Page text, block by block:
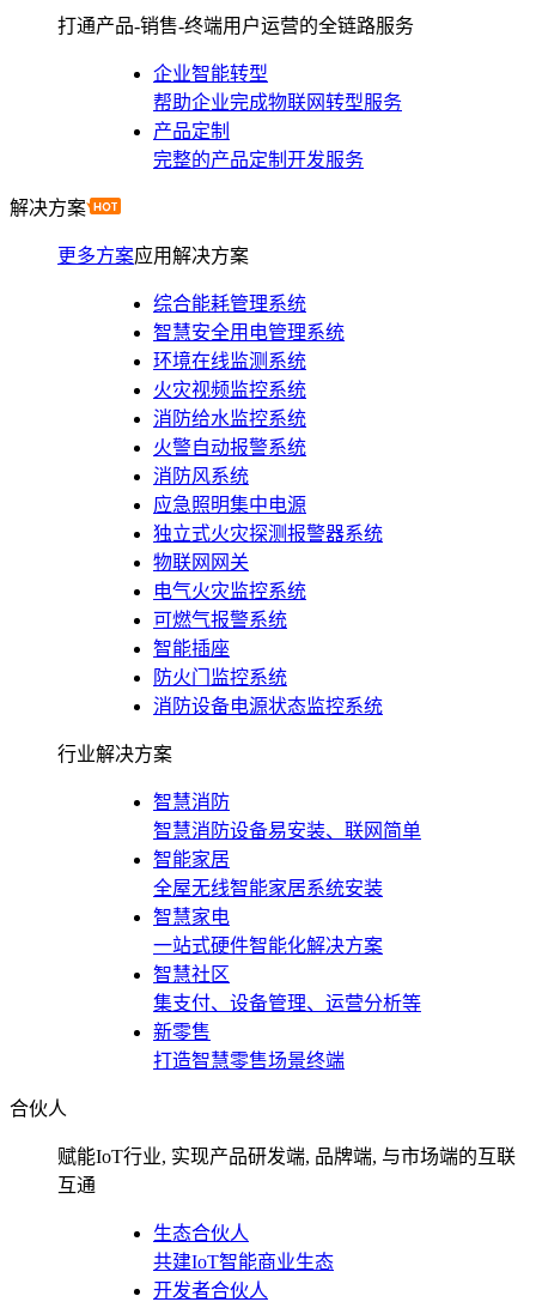
打通产品-销售-终端用户运营的全链路服务
企业智能转型
帮助企业完成物联网转型服务
产品定制
完整的产品定制开发服务
解决方案
更多方案应用解决方案
综合能耗管理系统
智慧安全用电管理系统
环境在线监测系统
火灾视频监控系统
消防给水监控系统
火警自动报警系统
消防风系统
应急照明集中电源
独立式火灾探测报警器系统
物联网网关
电气火灾监控系统
可燃气报警系统
智能插座
防火门监控系统
消防设备电源状态监控系统
行业解决方案
智慧消防
智慧消防设备易安装、联网简单
智能家居
全屋无线智能家居系统安装
智慧家电
一站式硬件智能化解决方案
智慧社区
集支付、设备管理、运营分析等
新零售
打造智慧零售场景终端
合伙人
赋能IoT行业, 实现产品研发端, 品牌端, 与市场端的互联
互通
生态合伙人
共建IoT智能商业生态
开发者合伙人